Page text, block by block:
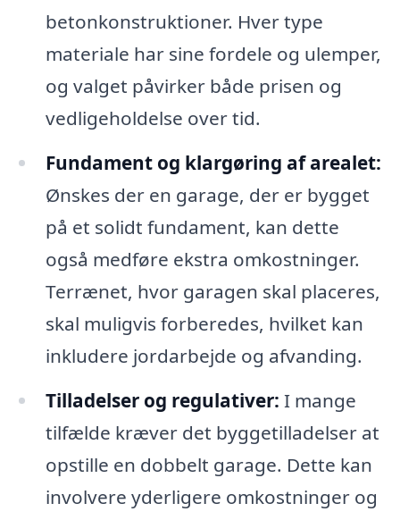
betonkonstruktioner. Hver type
materiale har sine fordele og ulemper,
og valget påvirker både prisen og
vedligeholdelse over tid.
Fundament og klargøring af arealet:
Ønskes der en garage, der er bygget
på et solidt fundament, kan dette
også medføre ekstra omkostninger.
Terrænet, hvor garagen skal placeres,
skal muligvis forberedes, hvilket kan
inkludere jordarbejde og afvanding.
Tilladelser og regulativer: I mange
tilfælde kræver det byggetilladelser at
opstille en dobbelt garage. Dette kan
involvere yderligere omkostninger og